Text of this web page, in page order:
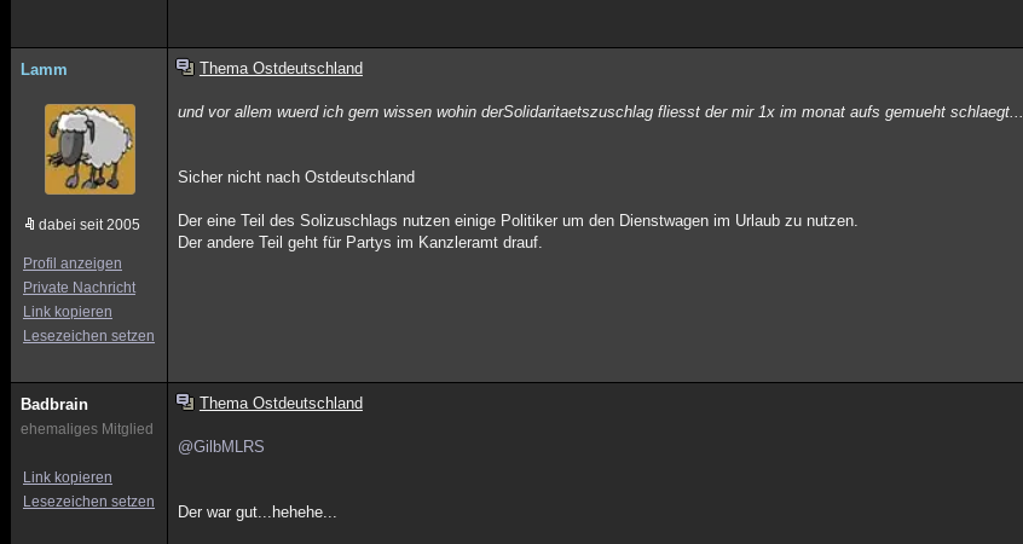
Lamm
dabei seit 2005
Profil anzeigen
Private Nachricht
Link kopieren
Lesezeichen setzen
Thema Ostdeutschland
und vor allem wuerd ich gern wissen wohin derSolidaritaetszuschlag fliesst der mir 1x im monat aufs gemueht schlaegt...
Sicher nicht nach Ostdeutschland
Der eine Teil des Solizuschlags nutzen einige Politiker um den Dienstwagen im Urlaub zu nutzen.
Der andere Teil geht für Partys im Kanzleramt drauf.
Badbrain
ehemaliges Mitglied
Link kopieren
Lesezeichen setzen
Thema Ostdeutschland
@GilbMLRS
Der war gut...hehehe...